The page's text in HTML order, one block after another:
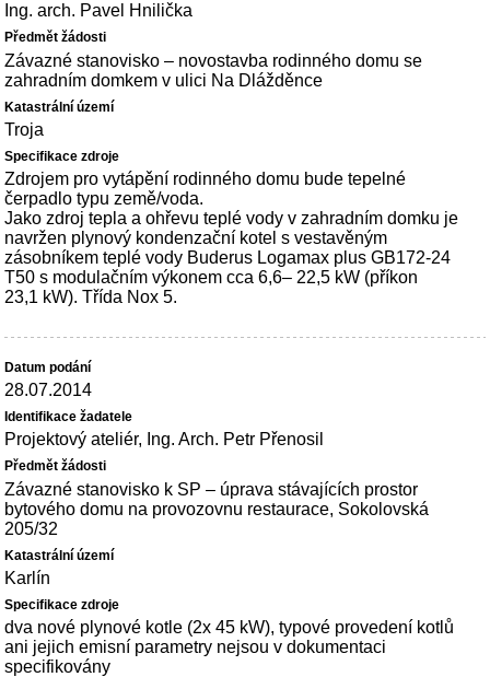
Ing. arch. Pavel Hnilička
Závazné stanovisko – novostavba rodinného domu se
zahradním domkem v ulici Na Dlážděnce
Troja
Zdrojem pro vytápění rodinného domu bude tepelné
čerpadlo typu země/voda.
Jako zdroj tepla a ohřevu teplé vody v zahradním domku je
navržen plynový kondenzační kotel s vestavěným
zásobníkem teplé vody Buderus Logamax plus GB172-24
T50 s modulačním výkonem cca 6,6– 22,5 kW (příkon
23,1 kW). Třída Nox 5.
28.07.2014
Projektový ateliér, Ing. Arch. Petr Přenosil
Závazné stanovisko k SP – úprava stávajících prostor
bytového domu na provozovnu restaurace, Sokolovská
205/32
Karlín
dva nové plynové kotle (2x 45 kW), typové provedení kotlů
ani jejich emisní parametry nejsou v dokumentaci
specifikovány